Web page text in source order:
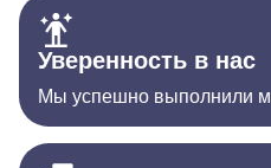
Уверенность в нас
Мы успешно выполнили